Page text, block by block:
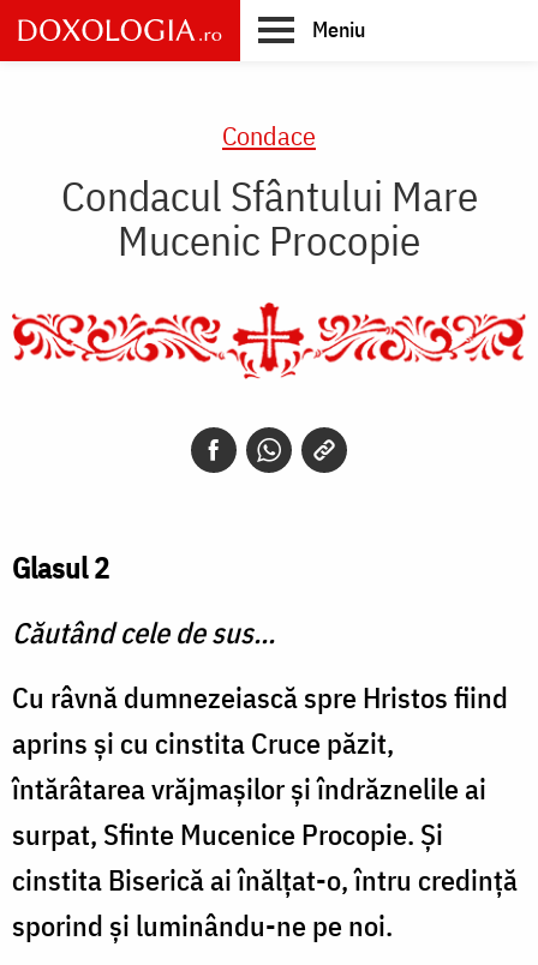
Skip
to
main
Meniu
Condace
Condacul Sfântului Mare
Mucenic Procopie
Glasul 2
Căutând cele de sus...
Cu râvnă dumnezeiască spre Hristos fiind
aprins şi cu cinstita Cruce păzit,
întărâtarea vrăjmaşilor şi îndrăznelile ai
surpat, Sfinte Mucenice Procopie. Şi
cinstita Biserică ai înălţat-o, întru credinţă
sporind şi luminându-ne pe noi.